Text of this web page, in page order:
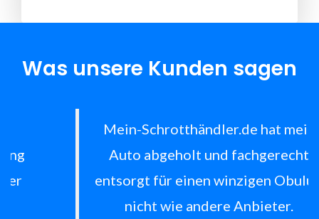
Was unsere Kunden sagen
Mein-Schrotthändler.de hat mein
Auto abgeholt und fachgerecht
entsorgt für einen winzigen Obulus,
nicht wie andere Anbieter.